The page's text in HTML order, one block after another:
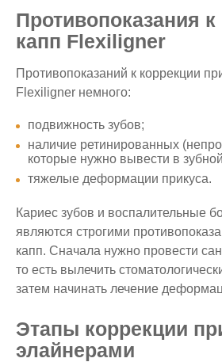
Противопоказания
капп Flexiligner
Противопоказаний к коррекции
Flexiligner немного:
подвижность зубов;
наличие ретинированных
которые нужно вывести в
тяжелые деформации прикуса.
Кариес зубов и воспалительные
являются строгими
капп. Сначала нужно провести
то есть вылечить
затем начинать лечение
Этапы коррекции
элайнерами